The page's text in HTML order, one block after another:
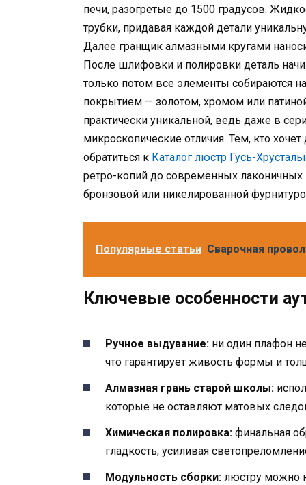
печи, разогретые до 1500 градусов.
трубки, придавая каждой детали
Далее гранщик алмазными кругами
После шлифовки и полировки деталь
только потом все элементы собираются
покрытием — золотом, хромом или
практически уникальной, ведь даже в
микроскопические отличия. Тем, кто
обратиться к Каталог люстр Гусь-
ретро-копий до современных
бронзовой или никелированной
Популярные статьи Сварочная
Ключевые особенности
Ручное выдувание: ни один плафон
что гарантирует живость формы и
Алмазная грань старой школы:
которые не оставляют матовых
Химическая полировка: финальная
гладкость, усиливая
Модульность сборки: люстру можно